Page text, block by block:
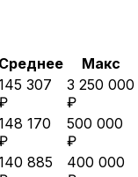
Среднее
Макс
307
3 250 000
₽
170
500 000
₽
885
400 000